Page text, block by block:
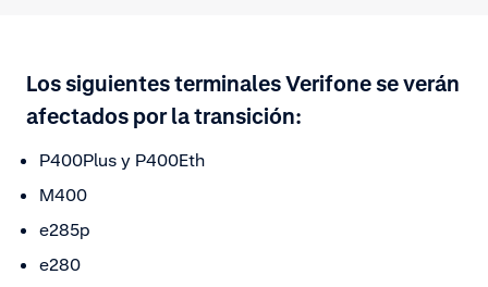
Los siguientes terminales Verifone se verán
afectados por la transición:
P400Plus y P400Eth
M400
e285p
e280